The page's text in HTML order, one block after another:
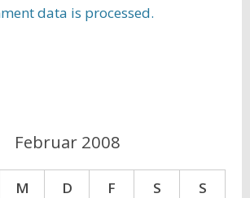
data is processed.
Februar 2008
M D F S
S